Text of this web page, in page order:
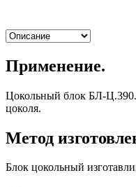
Применение.
Цокольный блок БЛ-
цоколя.
Метод
Блок цокольный